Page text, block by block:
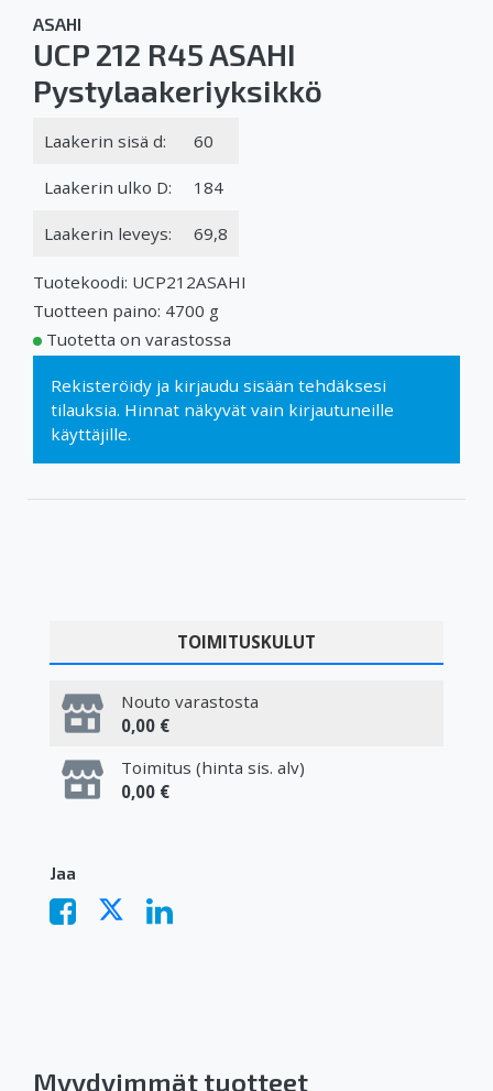
ASAHI
UCP 212 R45 ASAHI
Pystylaakeriyksikkö
Laakerin sisä d: 60
Laakerin ulko D: 184
Laakerin leveys: 69,8
Tuotekoodi: UCP212ASAHI
Tuotteen paino: 4700 g
Tuotetta on varastossa
Rekisteröidy ja kirjaudu sisään tehdäksesi
tilauksia. Hinnat näkyvät vain kirjautuneille
käyttäjille.
TOIMITUSKULUT
Nouto varastosta
0,00 €
Toimitus (hinta sis. alv)
0,00 €
Jaa
Myydyimmät tuotteet